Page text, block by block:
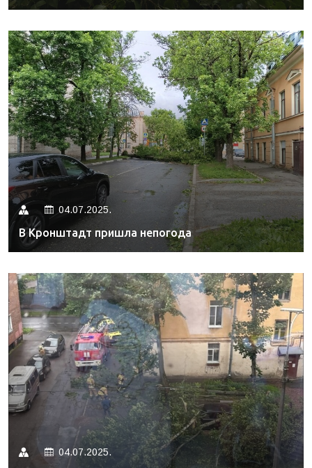
04.07.2025.
В Кронштадт пришла непогода
04.07.2025.